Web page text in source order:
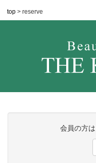
top > reserve
会員の方は